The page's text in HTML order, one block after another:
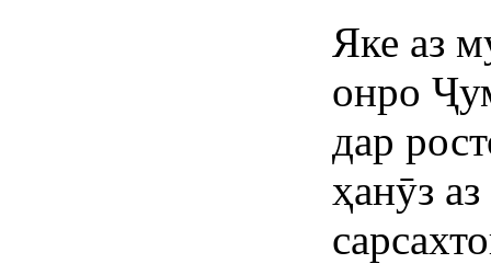
Яке аз
онро
дар
ҳанӯз